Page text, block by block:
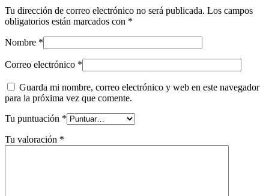
Tu dirección de correo electrónico no será publicada. Los campos
obligatorios están marcados con *
Nombre *
Correo electrónico *
Guarda mi nombre, correo electrónico y web en este navegador
para la próxima vez que comente.
Tu puntuación *
Tu valoración *